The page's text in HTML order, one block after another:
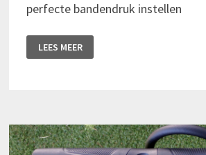
perfecte bandendruk instellen
INTRODUCEERT
DE
VOOR
ALLE
FIETSBANDEN
LEES MEER